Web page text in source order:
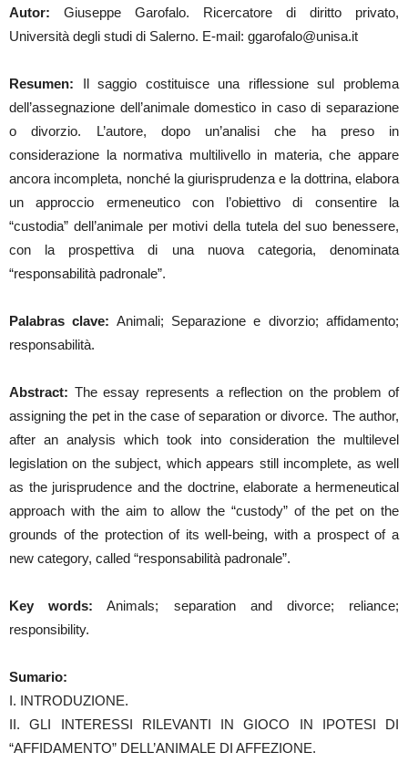
Autor: Giuseppe Garofalo. Ricercatore di diritto privato,
Università degli studi di Salerno. E-mail: ggarofalo@unisa.it
Resumen: Il saggio costituisce una riflessione sul problema
dell’assegnazione dell’animale domestico in caso di separazione
o divorzio. L’autore, dopo un’analisi che ha preso in
considerazione la normativa multilivello in materia, che appare
ancora incompleta, nonché la giurisprudenza e la dottrina, elabora
un approccio ermeneutico con l’obiettivo di consentire la
“custodia” dell’animale per motivi della tutela del suo benessere,
con la prospettiva di una nuova categoria, denominata
“responsabilità padronale”.
Palabras clave: Animali; Separazione e divorzio; affidamento;
responsabilità.
Abstract: The essay represents a reflection on the problem of
assigning the pet in the case of separation or divorce. The author,
after an analysis which took into consideration the multilevel
legislation on the subject, which appears still incomplete, as well
as the jurisprudence and the doctrine, elaborate a hermeneutical
approach with the aim to allow the “custody” of the pet on the
grounds of the protection of its well-being, with a prospect of a
new category, called “responsabilità padronale”.
Key words: Animals; separation and divorce; reliance;
responsibility.
Sumario:
I. INTRODUZIONE.
II. GLI INTERESSI RILEVANTI IN GIOCO IN IPOTESI DI
“AFFIDAMENTO” DELL’ANIMALE DI AFFEZIONE.